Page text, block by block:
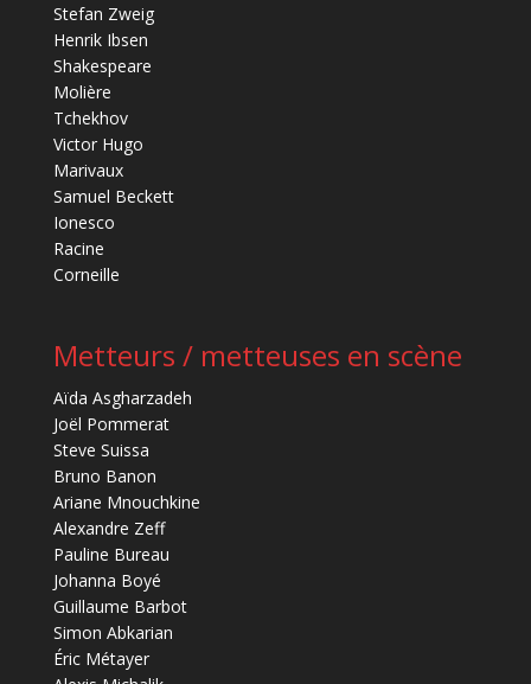
Stefan Zweig
Henrik Ibsen
Shakespeare
Molière
Tchekhov
Victor Hugo
Marivaux
Samuel Beckett
Ionesco
Racine
Corneille
Metteurs / metteuses en scène
Aïda Asgharzadeh
Joël Pommerat
Steve Suissa
Bruno Banon
Ariane Mnouchkine
Alexandre Zeff
Pauline Bureau
Johanna Boyé
Guillaume Barbot
Simon Abkarian
Éric Métayer